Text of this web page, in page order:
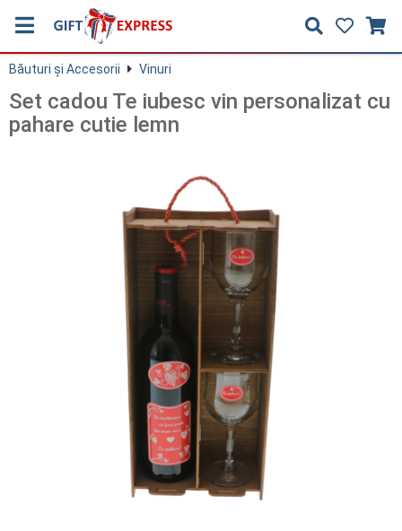
Băuturi și Accesorii Vinuri
Set cadou Te iubesc vin personalizat cu
pahare cutie lemn